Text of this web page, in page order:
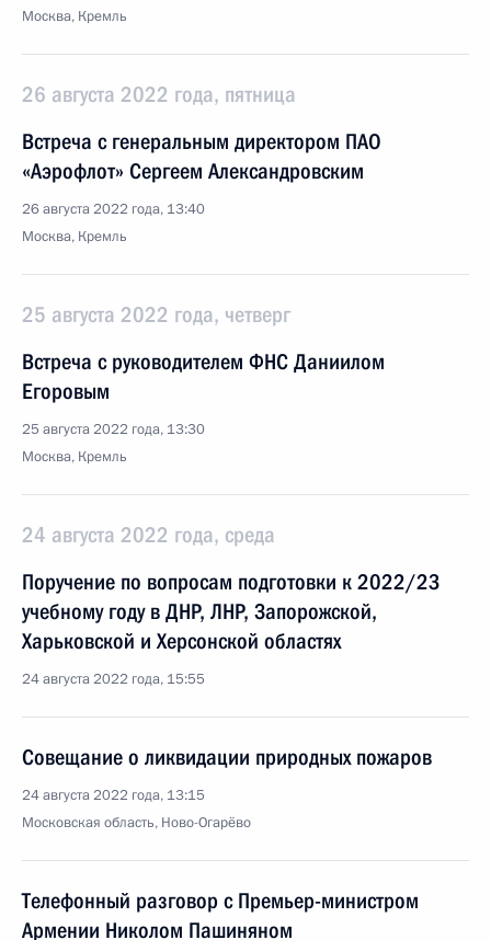
Москва, Кремль
26 августа 2022 года, пятница
Встреча с генеральным директором ПАО
«Аэрофлот» Сергеем Александровским
26 августа 2022 года, 13:40
Москва, Кремль
25 августа 2022 года, четверг
Встреча с руководителем ФНС Даниилом
Егоровым
25 августа 2022 года, 13:30
Москва, Кремль
24 августа 2022 года, среда
Поручение по вопросам подготовки к 2022/23
учебному году в ДНР, ЛНР, Запорожской,
Харьковской и Херсонской областях
24 августа 2022 года, 15:55
Совещание о ликвидации природных пожаров
24 августа 2022 года, 13:15
Московская область, Ново-Огарёво
Телефонный разговор с Премьер-министром
Армении Николом Пашиняном